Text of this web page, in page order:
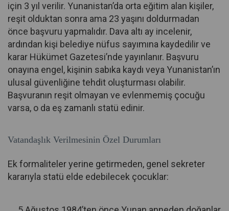
için 3 yıl verilir. Yunanistan’da orta eğitim alan kişiler,
reşit olduktan sonra ama 23 yaşını doldurmadan
önce başvuru yapmalıdır. Dava altı ay incelenir,
ardından kişi belediye nüfus sayımına kaydedilir ve
karar Hükümet Gazetesi’nde yayınlanır. Başvuru
onayına engel, kişinin sabıka kaydı veya Yunanistan’ın
ulusal güvenliğine tehdit oluşturması olabilir.
Başvuranın reşit olmayan ve evlenmemiş çocuğu
varsa, o da eş zamanlı statü edinir.
Vatandaşlık Verilmesinin Özel Durumları
Ek formaliteler yerine getirmeden, genel sekreter
kararıyla statü elde edebilecek çocuklar: